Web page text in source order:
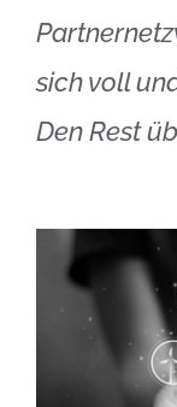
sich voll
Den Rest